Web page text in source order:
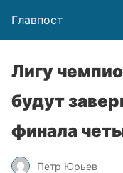
Главпост
Лигу
будут
финала
Петр Юрьев